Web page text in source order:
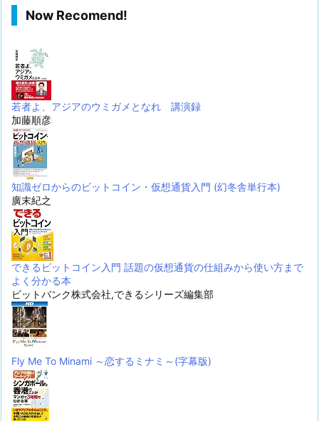
Now Recomend!
若者よ、アジアのウミガメとなれ 講演録
加藤順彦
知識ゼロからのビットコイン・仮想通貨入門 (幻冬舎単行本)
廣末紀之
できるビットコイン入門 話題の仮想通貨の仕組みから使い方まで
よく分かる本
ビットバンク株式会社,できるシリーズ編集部
Fly Me To Minami ～恋するミナミ～(字幕版)